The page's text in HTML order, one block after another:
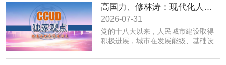
成效；同时，也面临着转变发展方
式、培育发展动能、提升功能品质、
加强生态环境保护、赓续历史文脉、
推动精细治理、增强城市韧性等转型
发展任务。为实现以上目标，必须紧
高国力、修林涛：现代化人民城市高质量发展的战略框架与政策体系
2026-07-31
党的十八大以来，人民城市建设取得
积极进展，城市在发展能级、基础设
治理、历史文化保护等方面取得积极